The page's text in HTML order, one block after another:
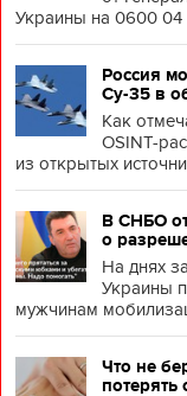
Украины на 0600 04
Россия
Су-35 в
Как
OSINT-
из открытых
В СНБО
о
На днях
Украины
мужчинам
Что не
потерять